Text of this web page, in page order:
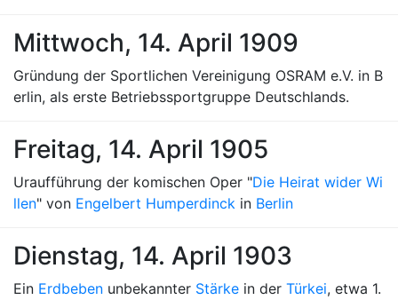
Mittwoch, 14. April 1909
Gründung der Sportlichen Vereinigung OSRAM e.V. in B
erlin, als erste Betriebssportgruppe Deutschlands.
Freitag, 14. April 1905
Uraufführung der komischen Oper "Die Heirat wider Wi
llen" von Engelbert Humperdinck in Berlin
Dienstag, 14. April 1903
Ein Erdbeben unbekannter Stärke in der Türkei, etwa 1.